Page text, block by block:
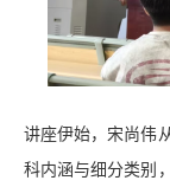
讲座伊始，宋尚伟
科内涵与细分类别